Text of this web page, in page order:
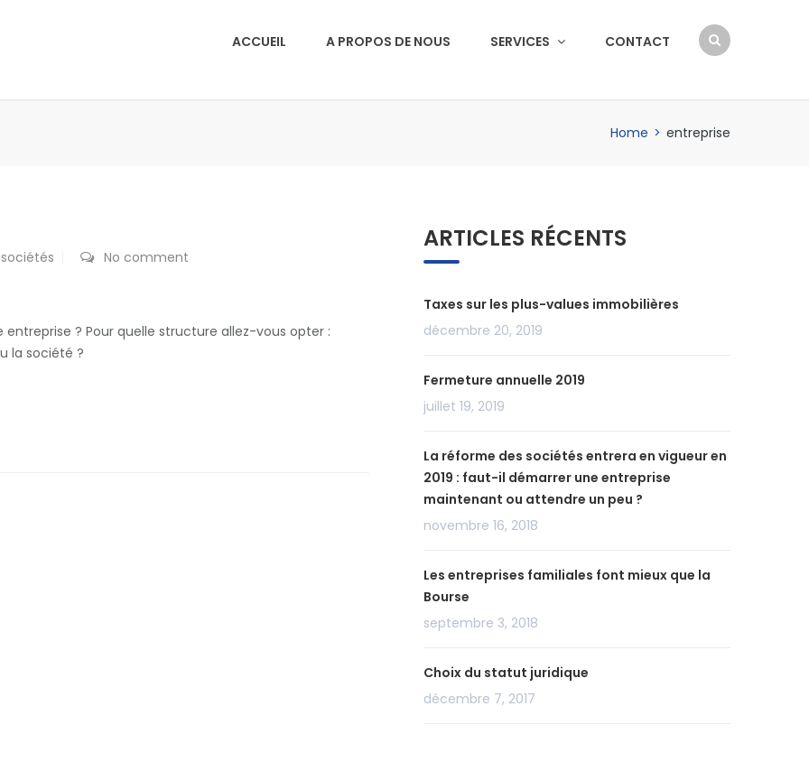
ACCUEIL A PROPOS DE NOUS SERVICES CONTACT
Home > entreprise
No comment
entreprise ? Pour quelle structure allez-vous opter :
la société ?
ARTICLES RÉCENTS
Taxes sur les plus-values immobilières
décembre 20, 2019
Fermeture annuelle 2019
juillet 19, 2019
La réforme des sociétés entrera en vigueur en
2019 : faut-il démarrer une entreprise
maintenant ou attendre un peu ?
novembre 16, 2018
Les entreprises familiales font mieux que la
Bourse
septembre 3, 2018
Choix du statut juridique
décembre 7, 2017